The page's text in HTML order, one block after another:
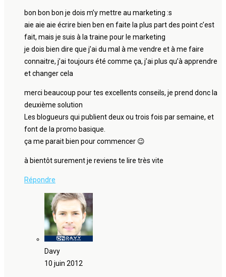
bon bon bon je dois m’y mettre au marketing :s
aie aie aie écrire bien ben en faite la plus part des point c’est
fait, mais je suis à la traine pour le marketing
je dois bien dire que j’ai du mal à me vendre et à me faire
connaitre, j’ai toujours été comme ça, j’ai plus qu’à apprendre
et changer cela
merci beaucoup pour tes excellents conseils, je prend donc la
deuxième solution
Les blogueurs qui publient deux ou trois fois par semaine, et
font de la promo basique.
ça me parait bien pour commencer 😉
à bientôt surement je reviens te lire très vite
Répondre
Davy
10 juin 2012